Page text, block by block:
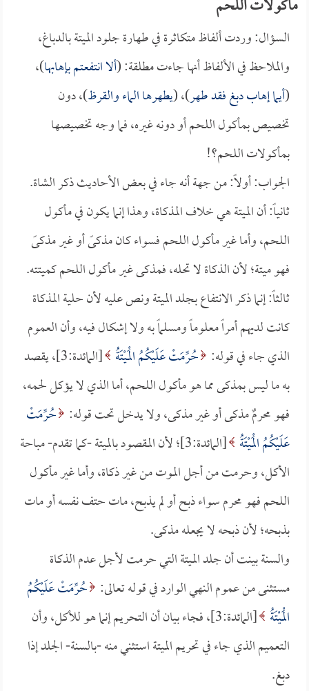
مأكولات اللحم
السؤال: وردت ألفاظ متكاثرة في طهارة جلود الميتة بالدباغ،
والملاحظ في الألفاظ أنها جاءت مطلقة: (ألا انتفعتم بإهابها)،
(أيما إهاب دبغ فقد طهر)، (يطهرها الماء والقرظ)، دون
تخصيص بمأكول اللحم أو دونه غيره، فما وجه تخصيصها
بمأكولات اللحم؟!
الجواب: أولاً: من جهة أنه جاء في بعض الأحاديث ذكر الشاة.
ثانياً: أن الميتة هي خلاف المذكاة، وهذا إنما يكون في مأكول
اللحم، وأما غير مأكول اللحم فسواء كان مذكىً أو غير مذكىً
فهو ميتة؛ لأن الذكاة لا تحله، فمذكى غير مأكول اللحم كميتته.
ثالثاً: إنما ذكر الانتفاع بجلد الميتة ونص عليه لأن حلية المذكاة
كانت لديهم أمراً معلوماً ومسلماً به ولا إشكال فيه، وأن العموم
الذي جاء في قوله: حُرِّمَتْ عَلَيْكُمُ الْمَيْتَةُ
[المائدة:3]، يقصد
به ما ليس بمذكى مما هو مأكول اللحم، أما الذي لا يؤكل لحمه،
فهو محرمٌ مذكى أو غير مذكى، ولا يدخل تحت قوله: حُرِّمَتْ
عَلَيْكُمُ الْمَيْتَةُ
[المائدة:3]؛ لأن المقصود بالميتة -كما تقدم- مباحة
الأكل، وحرمت من أجل الموت من غير ذكاة، وأما غير مأكول
اللحم فهو محرم سواء ذبح أو لم يذبح، مات حتف نفسه أو مات
بذبحه؛ لأن ذبحه لا يجعله مذكى.
والسنة بينت أن جلد الميتة التي حرمت لأجل عدم الذكاة
مستثنى من عموم النهي الوارد في قوله تعالى: حُرِّمَتْ عَلَيْكُمُ
الْمَيْتَةُ
[المائدة:3]، فجاء بيان أن التحريم إنما هو للأكل، وأن
التعميم الذي جاء في تحريم الميتة استثني منه -بالسنة- الجلد إذا
دبغ.